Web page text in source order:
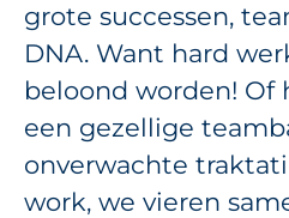
grote successen,
DNA. Want hard
beloond worden! Of
een gezellige
onverwachte
work, we vieren